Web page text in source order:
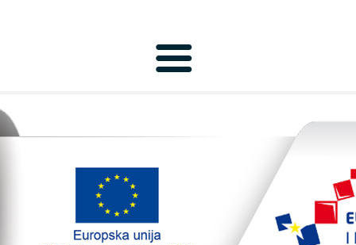
TopTim liga